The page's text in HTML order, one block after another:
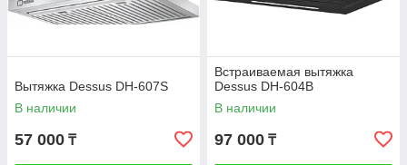
Вытяжка Dessus DH-607S
В наличии
57 000 ₸
Встраиваемая вытяжка
Dessus DH-604B
В наличии
97 000 ₸